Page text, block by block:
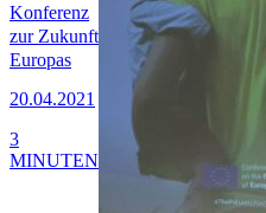
Konferenz
zur Zukunft
Europas
20.04.2021
3
MINUTEN